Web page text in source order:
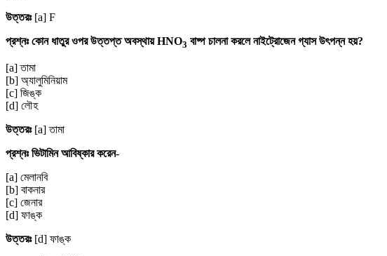
উত্তরঃ[a] F
প্রশ্নঃ কোন ধাতুর ওপর উত্তপ্ত অবস্থায় HNO3 বাষ্প চালনা করলে নাইট্রোজেন গ্যাস উৎপন্ন হয়?
[a] তামা
[b] অ্যালুমিনিয়াম
[c] জিঙ্ক
[d] লৌহ
উত্তরঃ[a] তামা
প্রশ্নঃ ভিটামিন আবিষ্কার করেন-
[a] মেলানবি
[b] বাকনার
[c] জেনার
[d] ফাঙ্ক
উত্তরঃ[d] ফাঙ্ক